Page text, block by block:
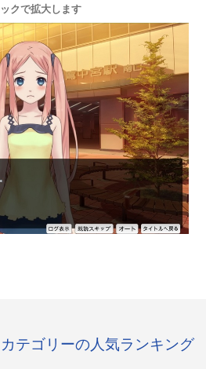
クで拡大します
テゴリーの人気ランキング